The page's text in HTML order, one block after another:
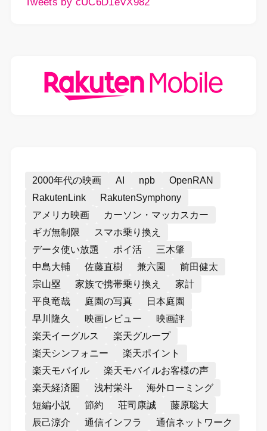
2000年代の映画 AI npb
OpenRAN
RakutenLink
RakutenSymphony
アメリカ映画
カーソン・マッカスカー
ギガ無制限
スマホ乗り換え
データ使い放題
ポイ活
三木肇
中島大輔
佐藤直樹 兼六園
前田健太
宗山塁
家族で携帯乗り換え
家計
平良竜哉
庭園の写真
日本庭園
早川隆久
映画レビュー
映画評
楽天イーグルス
楽天グループ
楽天シンフォニー
楽天ポイント
楽天モバイル
楽天モバイルお客様の声
楽天経済圏
浅村栄斗
海外ローミング
短編小説
節約 荘司康誠
藤原聡大
辰己涼介
通信インフラ
通信ネットワーク